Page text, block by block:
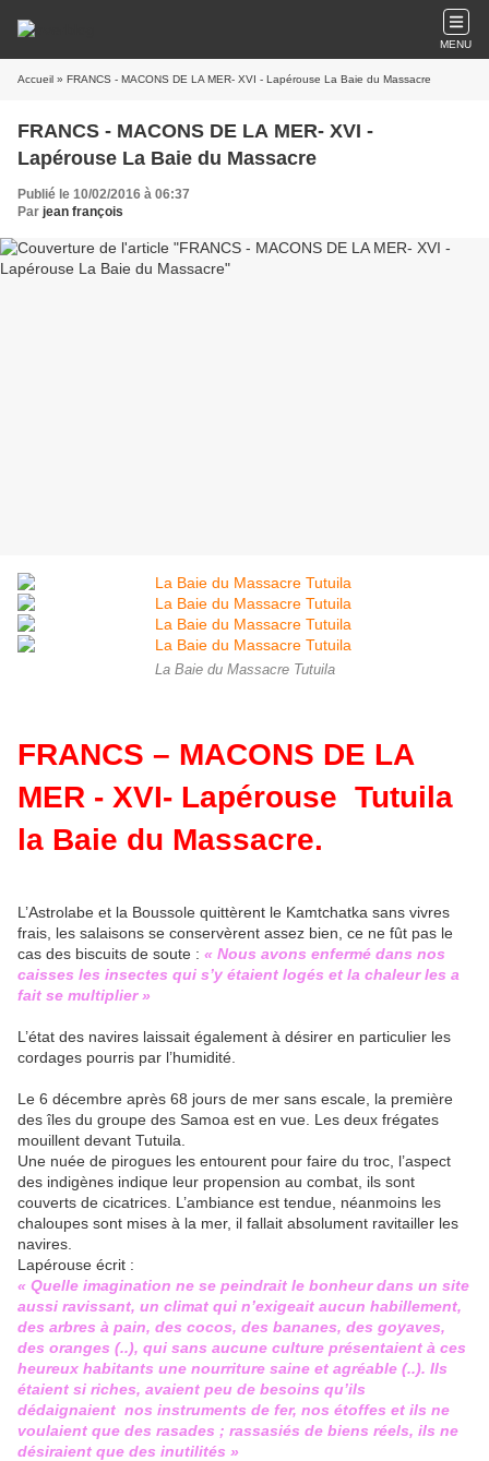
MENU
Accueil » FRANCS - MACONS DE LA MER- XVI - Lapérouse La Baie du Massacre
FRANCS - MACONS DE LA MER- XVI -
Lapérouse La Baie du Massacre
Publié le 10/02/2016 à 06:37
Par jean françois
La Baie du Massacre Tutuila
FRANCS – MACONS DE LA
MER - XVI- Lapérouse Tutuila
la Baie du Massacre.
L’Astrolabe et la Boussole quittèrent le Kamtchatka sans vivres
frais, les salaisons se conservèrent assez bien, ce ne fût pas le
cas des biscuits de soute : « Nous avons enfermé dans nos
caisses les insectes qui s’y étaient logés et la chaleur les a
fait se multiplier »
L’état des navires laissait également à désirer en particulier les
cordages pourris par l’humidité.
Le 6 décembre après 68 jours de mer sans escale, la première
des îles du groupe des Samoa est en vue. Les deux frégates
mouillent devant Tutuila.
Une nuée de pirogues les entourent pour faire du troc, l’aspect
des indigènes indique leur propension au combat, ils sont
couverts de cicatrices. L’ambiance est tendue, néanmoins les
chaloupes sont mises à la mer, il fallait absolument ravitailler les
navires.
Lapérouse écrit :
« Quelle imagination ne se peindrait le bonheur dans un site
aussi ravissant, un climat qui n’exigeait aucun habillement,
des arbres à pain, des cocos, des bananes, des goyaves,
des oranges (..), qui sans aucune culture présentaient à ces
heureux habitants une nourriture saine et agréable (..). Ils
étaient si riches, avaient peu de besoins qu’ils
dédaignaient nos instruments de fer, nos étoffes et ils ne
voulaient que des rasades ; rassasiés de biens réels, ils ne
désiraient que des inutilités »